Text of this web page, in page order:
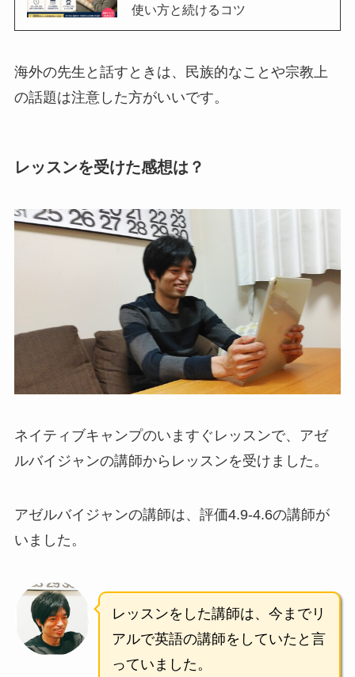
使い方と続けるコツ
海外の先生と話すときは、民族的なことや宗教上
の話題は注意した方がいいです。
レッスンを受けた感想は？
ネイティブキャンプのいますぐレッスンで、アゼ
ルバイジャンの講師からレッスンを受けました。
アゼルバイジャンの講師は、評価4.9-4.6の講師が
いました。
レッスンをした講師は、今までリ
アルで英語の講師をしていたと言
っていました。